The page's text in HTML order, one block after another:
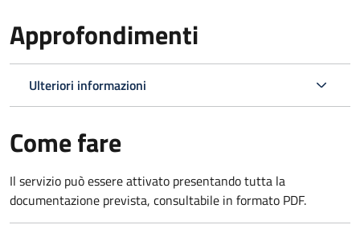
Approfondimenti
Ulteriori informazioni
Come fare
Il servizio può essere attivato presentando tutta la
documentazione prevista, consultabile in formato PDF.